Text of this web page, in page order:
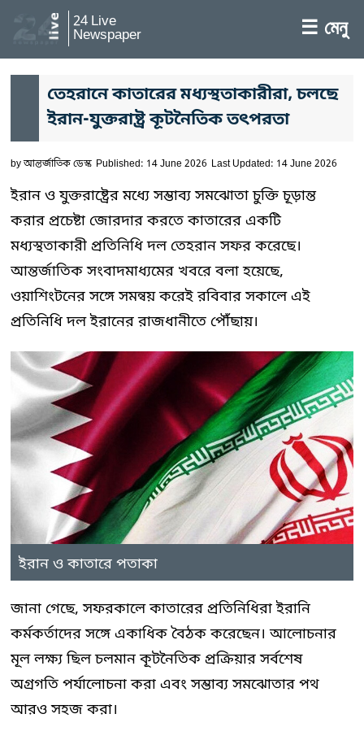
24 Live
Newspaper ☰ মেনু
তেহরানে কাতারের মধ্যস্থতাকারীরা, চলছে
ইরান-যুক্তরাষ্ট্র কূটনৈতিক তৎপরতা
byআন্তর্জাতিক ডেস্ক Published: 14 June 2026 Last Updated: 14 June 2026
ইরান ও যুক্তরাষ্ট্রের মধ্যে সম্ভাব্য সমঝোতা চুক্তি চূড়ান্ত
করার প্রচেষ্টা জোরদার করতে কাতারের একটি
মধ্যস্থতাকারী প্রতিনিধি দল তেহরান সফর করেছে।
আন্তর্জাতিক সংবাদমাধ্যমের খবরে বলা হয়েছে,
ওয়াশিংটনের সঙ্গে সমন্বয় করেই রবিবার সকালে এই
প্রতিনিধি দল ইরানের রাজধানীতে পৌঁছায়।
ইরান ও কাতারে পতাকা
জানা গেছে, সফরকালে কাতারের প্রতিনিধিরা ইরানি
কর্মকর্তাদের সঙ্গে একাধিক বৈঠক করেছেন। আলোচনার
মূল লক্ষ্য ছিল চলমান কূটনৈতিক প্রক্রিয়ার সর্বশেষ
অগ্রগতি পর্যালোচনা করা এবং সম্ভাব্য সমঝোতার পথ
আরও সহজ করা।